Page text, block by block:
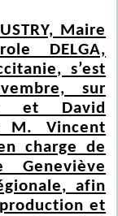
Maire
DELGA,
s’est
sur
et David
M. Vincent
charge de
afin
et